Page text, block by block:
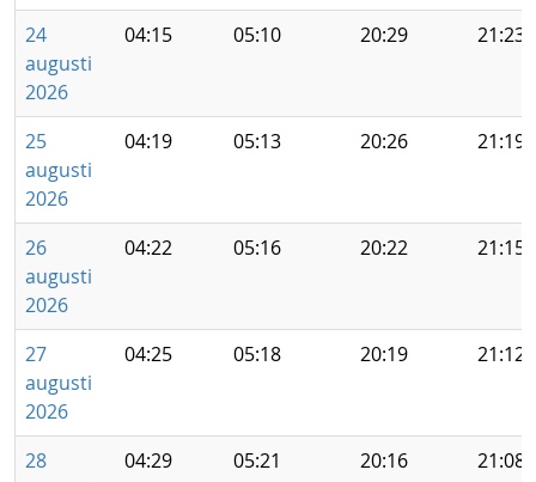
24
augusti
2026
04:15 05:10 20:29 21:23
25
augusti
2026
04:19 05:13 20:26 21:19
26
augusti
2026
04:22 05:16 20:22 21:15
27
augusti
2026
04:25 05:18 20:19 21:12
28
04:29 05:21 20:16 21:08